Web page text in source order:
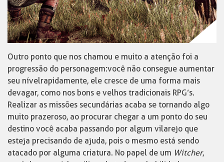
Outro ponto que nos chamou e muito a atenção foi a
progressão do personagem: você não consegue aumentar
seu nível rapidamente, ele cresce de uma forma mais
devagar, como nos bons e velhos tradicionais RPG’s.
Realizar as missões secundárias acaba se tornando algo
muito prazeroso, ao procurar chegar a um ponto do seu
destino você acaba passando por algum vilarejo que
esteja precisando de ajuda, pois o mesmo está sendo
atacado por alguma criatura. No papel de um Witcher,